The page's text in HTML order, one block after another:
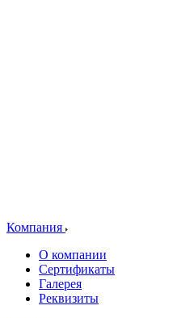
Компания
О компании
Сертификаты
Галерея
Реквизиты